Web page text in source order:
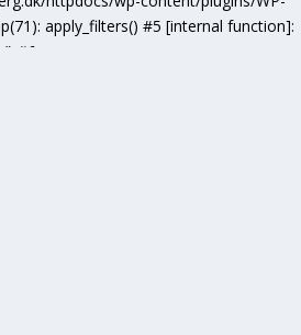
apply_filters() #5 [internal function]:
#6